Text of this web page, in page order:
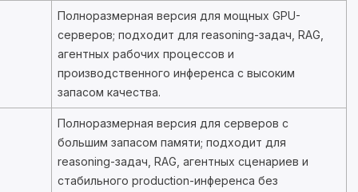
Полноразмерная версия для мощных GPU-
серверов; подходит для reasoning-задач, RAG,
агентных рабочих процессов и
производственного инференса с высоким
запасом качества.
Полноразмерная версия для серверов с
большим запасом памяти; подходит для
reasoning-задач, RAG, агентных сценариев и
стабильного production-инференса без